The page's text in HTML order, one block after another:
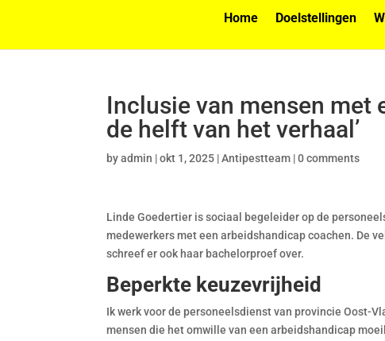
Home Doelstellingen
Inclusie van mensen met
de helft van het verhaal’
byadmin |okt 1, 2025 |Antipestteam |0 comments
Linde Goedertier is sociaal begeleider op de
medewerkers met een arbeidshandicap coachen. De
schreef er ook haar bachelorproef over.
Beperkte keuzevrijheid
Ik werk voor de personeelsdienst van provincie Oost-
mensen die het omwille van een arbeidshandicap